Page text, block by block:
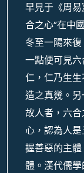
早見于《周
合之心”在中
冬至一陽來
一點便可見
仁，仁乃生
造之真幾。
故人者，六
心，認為人
握善惡的主
體。漢代儒